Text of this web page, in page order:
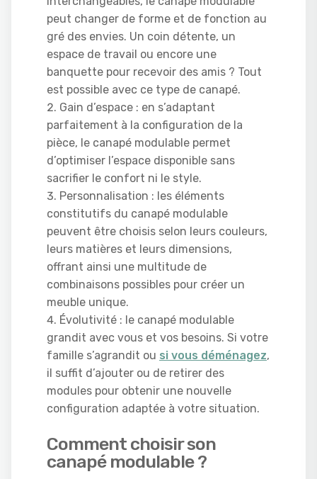
peut changer de forme et de fonction au
gré des envies. Un coin détente, un
espace de travail ou encore une
banquette pour recevoir des amis ? Tout
est possible avec ce type de canapé.
Gain d’espace : en s’adaptant
parfaitement à la configuration de la
pièce, le canapé modulable permet
d’optimiser l’espace disponible sans
sacrifier le confort ni le style.
Personnalisation : les éléments
constitutifs du canapé modulable
peuvent être choisis selon leurs couleurs,
leurs matières et leurs dimensions,
offrant ainsi une multitude de
combinaisons possibles pour créer un
meuble unique.
Évolutivité : le canapé modulable
grandit avec vous et vos besoins. Si votre
famille s’agrandit ou si vous déménagez,
il suffit d’ajouter ou de retirer des
modules pour obtenir une nouvelle
configuration adaptée à votre situation.
Comment choisir son
canapé modulable ?